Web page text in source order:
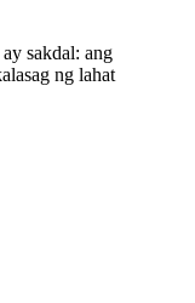
sakdal: ang
ng lahat